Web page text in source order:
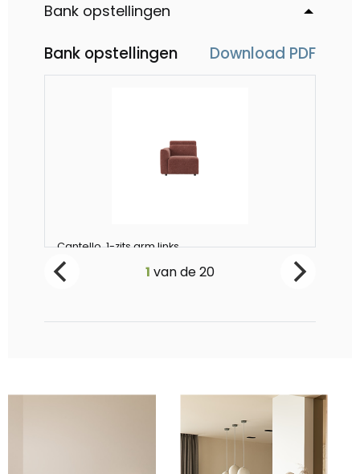
Bank opstellingen
Bank opstellingen Download PDF
Cantello, 1-zits arm links
Vanaf €749 1 van de20